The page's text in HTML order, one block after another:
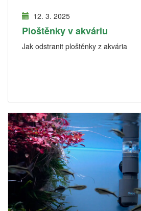
12. 3. 2025
Ploštěnky v akváriu
Jak odstranit ploštěnky z akvária